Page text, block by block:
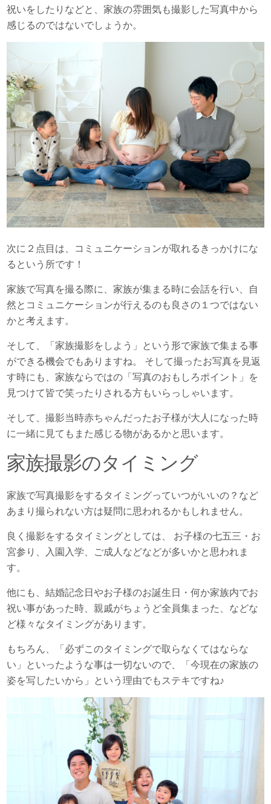
祝いをしたりなどと、家族の雰囲気も撮影した写真中から
感じるのではないでしょうか。
次に２点目は、コミュニケーションが取れるきっかけにな
るという所です！
家族で写真を撮る際に、家族が集まる時に会話を行い、自
然とコミュニケーションが行えるのも良さの１つではない
かと考えます。
そして、「家族撮影をしよう」という形で家族で集まる事
ができる機会でもありますね。 そして撮ったお写真を見返
す時にも、家族ならではの「写真のおもしろポイント」を
見つけて皆で笑ったりされる方もいらっしゃいます。
そして、撮影当時赤ちゃんだったお子様が大人になった時
に一緒に見てもまた感じる物があるかと思います。
家族撮影のタイミング
家族で写真撮影をするタイミングっていつがいいの？ など
あまり撮られない方は疑問に思われるかもしれません。
良く撮影をするタイミングとしては、 お子様の七五三・お
宮参り、入園入学、ご成人などなどが多いかと思われま
す。
他にも、結婚記念日やお子様のお誕生日・何か家族内でお
祝い事があった時、親戚がちょうど全員集まった、などな
ど様々なタイミングがあります。
もちろん、「必ずこのタイミングで取らなくてはならな
い」といったような事は一切ないので、「今現在の家族の
姿を写したいから」という理由でもステキですね♪